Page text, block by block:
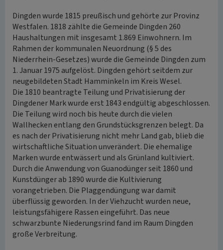
Dingden wurde 1815 preußisch und gehörte zur Provinz
Westfalen. 1818 zählte die Gemeinde Dingden 260
Haushaltungen mit insgesamt 1.869 Einwohnern. Im
Rahmen der kommunalen Neuordnung (§ 5 des
Niederrhein-Gesetzes) wurde die Gemeinde Dingden zum
1. Januar 1975 aufgelöst. Dingden gehört seitdem zur
neugebildeten Stadt Hamminkeln im Kreis Wesel.
Die 1810 beantragte Teilung und Privatisierung der
Dingdener Mark wurde erst 1843 endgültig abgeschlossen.
Die Teilung wird noch bis heute durch die vielen
Wallhecken entlang den Grundstücksgrenzen belegt. Da
es nach der Privatisierung nicht mehr Land gab, blieb die
wirtschaftliche Situation unverändert. Die ehemalige
Marken wurde entwässert und als Grünland kultiviert.
Durch die Anwendung von Guanodünger seit 1860 und
Kunstdünger ab 1890 wurde die Kultivierung
vorangetrieben. Die Plaggendüngung war damit
überflüssig geworden. In der Viehzucht wurden neue,
leistungsfähigere Rassen eingeführt. Das neue
schwarzbunte Niederungsrind fand im Raum Dingden
große Verbreitung.